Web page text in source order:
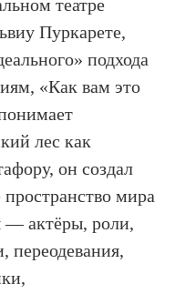
театре
Пуркарете,
подхода
«Как вам это
лес как
он создал
мира
актёры, роли,
переодевания,